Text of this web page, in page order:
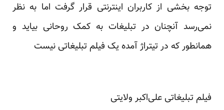
توجه بخشی از کاربران اینترنتی قرار گرفت اما به نظر
نمی‌رسد آنچنان در تبلیغات به کمک روحانی بیاید و
همانطور که در تیتراژ آمده یک فیلم تبلیغاتی نیست
فیلم تبلیغاتی علی‌اکبر ولایتی